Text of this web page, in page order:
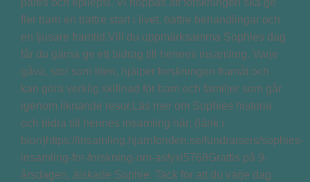
pares och epilepsi. Vi hoppas att forskningen ska ge
fler barn en bättre start i livet, bättre behandlingar och
en ljusare framtid.Vill du uppmärksamma Sophies dag
får du gärna ge ett bidrag till hennes insamling. Varje
gåva, stor som liten, hjälper forskningen framåt och
kan göra verklig skillnad för barn och familjer som går
igenom liknande resor.Läs mer om Sophies historia
och bidra till hennes insamling här: (länk i
bion)https://insamling.hjarnfonden.se/fundraisers/sophies-
insamling-for-forskning-om-asfyxi5768Grattis på 9-
årsdagen, älskade Sophie. Tack för att du varje dag